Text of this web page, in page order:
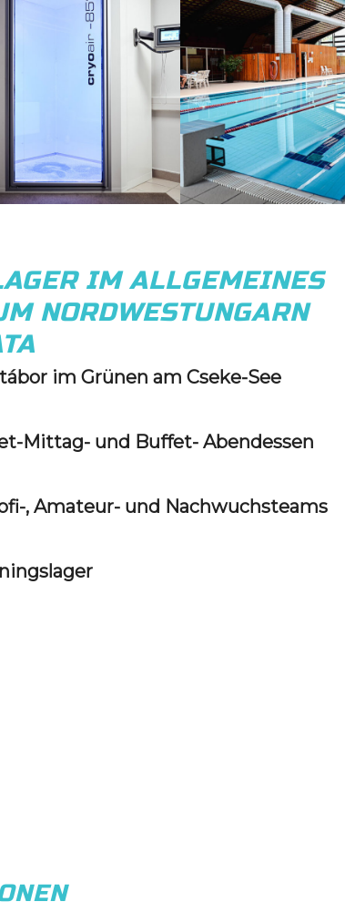
IM ALLGEMEINES
NORDWESTUNGARN
im Grünen am Cseke-See
Mittag- und Buffet- Abendessen
, Amateur- und Nachwuchsteams